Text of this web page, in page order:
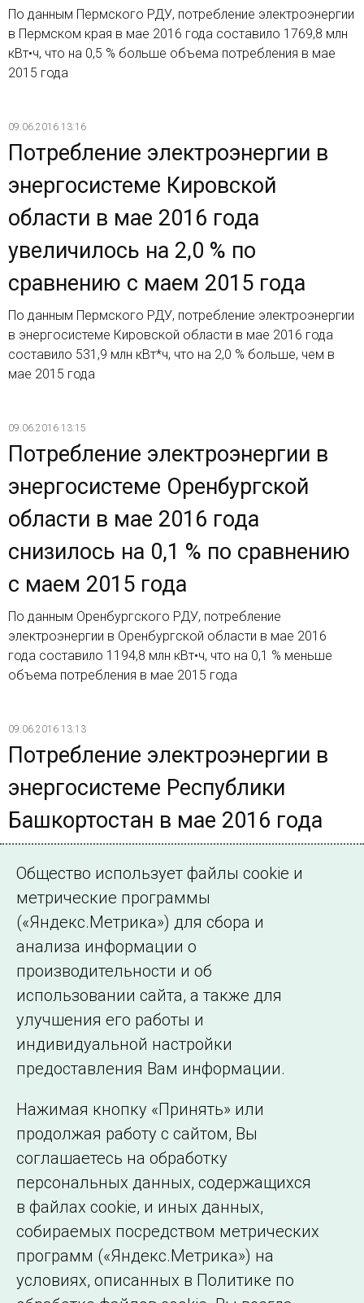
По данным Пермского РДУ, потребление электроэнергии
в Пермском края в мае 2016 года составило 1769,8 млн
кВт•ч, что на 0,5 % больше объема потребления в мае
2015 года
09.06.2016 13:16
Потребление электроэнергии в
энергосистеме Кировской
области в мае 2016 года
увеличилось на 2,0 % по
сравнению с маем 2015 года
По данным Пермского РДУ, потребление электроэнергии
в энергосистеме Кировской области в мае 2016 года
составило 531,9 млн кВт*ч, что на 2,0 % больше, чем в
мае 2015 года
09.06.2016 13:15
Потребление электроэнергии в
энергосистеме Оренбургской
области в мае 2016 года
снизилось на 0,1 % по сравнению
с маем 2015 года
По данным Оренбургского РДУ, потребление
электроэнергии в Оренбургской области в мае 2016
года составило 1194,8 млн кВт•ч, что на 0,1 % меньше
объема потребления в мае 2015 года
09.06.2016 13:13
Потребление электроэнергии в
энергосистеме Республики
Башкортостан в мае 2016 года
осталась на уровне мая 2015
года
По данным Башкирского РДУ, потребление
электроэнергии в Республике Башкортостан в мае 2016
года составило 1981,6 млн кВт·ч, что соответствует
объему потребления в мае 2015 года
©2005–2026 АО «СО ЕЭС»
Филиалы и
представительства
Сведения об
образовательной
организации
Общество использует файлы cookie и
метрические программы
(«Яндекс.Метрика») для сбора и
анализа информации о
производительности и об
использовании сайта, а также для
улучшения его работы и
индивидуальной настройки
предоставления Вам информации.
Нажимая кнопку «Принять» или
продолжая работу с сайтом, Вы
соглашаетесь на обработку
персональных данных, содержащихся
в файлах cookie, и иных данных,
собираемых посредством метрических
программ («Яндекс.Метрика») на
условиях, описанных в Политике по